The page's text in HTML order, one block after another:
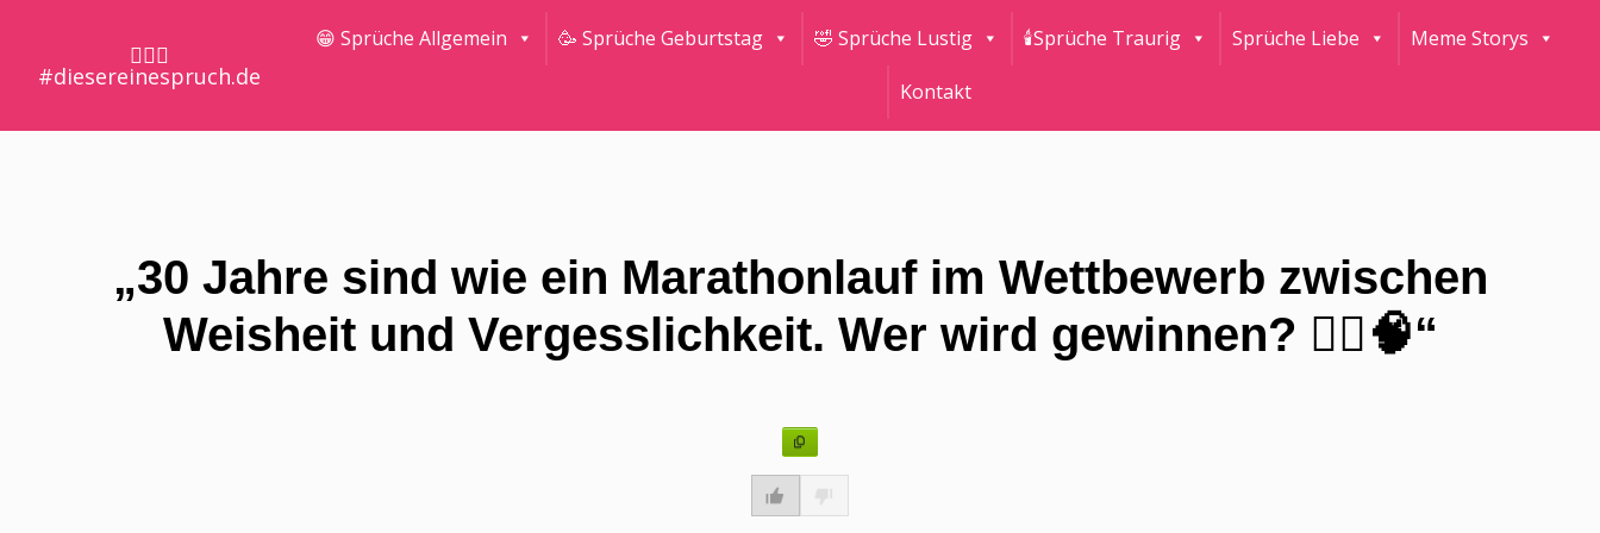
🤷🏼‍♀️
#diesereinespruch.de
😁 Sprüche Allgemein 🥳 Sprüche Geburtstag 🤣 Sprüche Lustig 🕯Sprüche Traurig Sprüche Liebe Meme Storys
Kontakt
„30 Jahre sind wie ein Marathonlauf im Wettbewerb zwischen
Weisheit und Vergesslichkeit. Wer wird gewinnen? 🏃‍♀️🧠“